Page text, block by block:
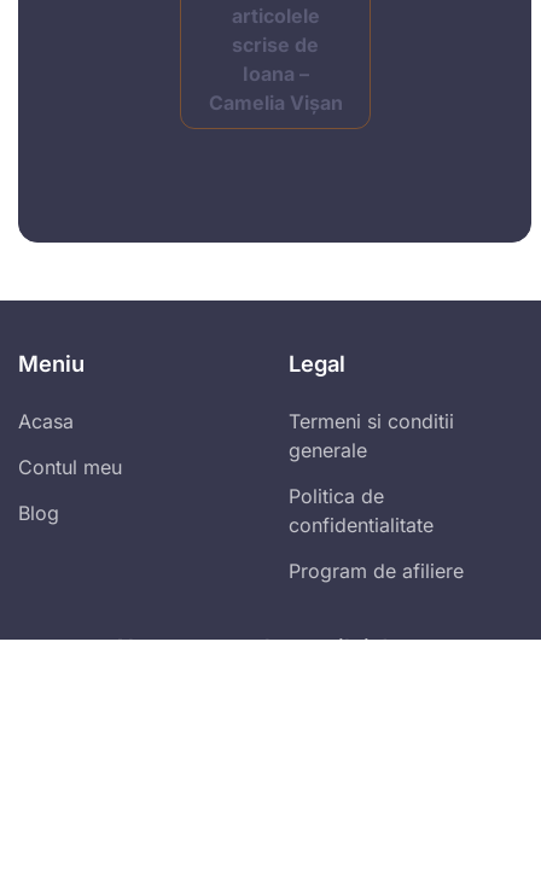
articolele
scrise de
Ioana –
Camelia Vișan
Meniu
Acasa
Contul meu
Blog
Legal
Termeni si conditii
generale
Politica de
confidentialitate
Program de afiliere
Abonare newsletter zilnic!